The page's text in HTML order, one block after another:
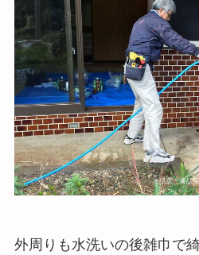
外周りも水洗いの後雑巾で